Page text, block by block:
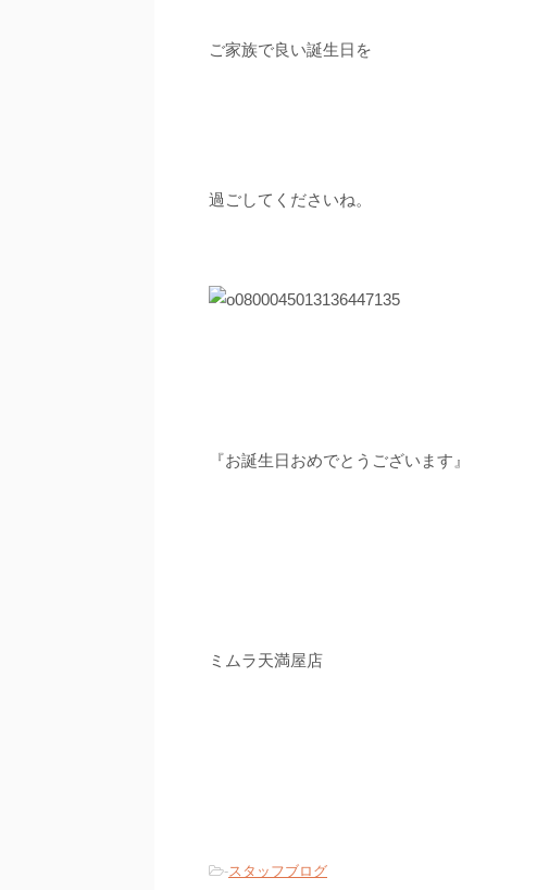
ご家族で良い誕生日を
過ごしてくださいね。
『お誕生日おめでとうございます』
ミムラ天満屋店
-スタッフブログ